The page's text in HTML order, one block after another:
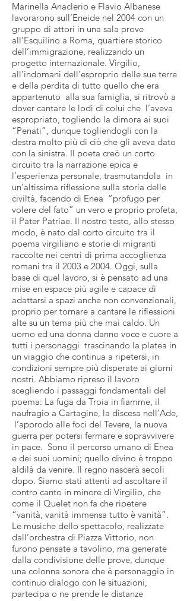
Marinella Anaclerio e Flavio Albanese
lavorarono sull’Eneide nel 2004 con un
gruppo di attori in una sala prove
all’Esquilino a Roma, quartiere storico
dell’immigrazione, realizzando un
progetto internazionale. Virgilio,
all’indomani dell’esproprio delle sue terre
e della perdita di tutto quello che era
appartenuto alla sua famiglia, si ritrovò a
dover cantare le lodi di colui che l’aveva
espropriato, togliendo la dimora ai suoi
“Penati”, dunque togliendogli con la
destra molto più di ciò che gli aveva dato
con la sinistra. Il poeta creò un corto
circuito tra la narrazione epica e
l’esperienza personale, trasmutandola in
un’altissima riflessione sulla storia delle
civiltà, facendo di Enea ”profugo per
volere del fato” un vero e proprio profeta,
il Pater Patriae. Il nostro testo, allo stesso
modo, è nato dal corto circuito tra il
poema virgiliano e storie di migranti
raccolte nei centri di prima accoglienza
romani tra il 2003 e 2004. Oggi, sulla
base di quel lavoro, si è pensato ad una
mise en espace più agile e capace di
adattarsi a spazi anche non convenzionali,
proprio per tornare a cantare le riflessioni
alte su un tema più che mai caldo. Un
uomo ed una donna danno voce e cuore a
tutti i personaggi trascinando la platea in
un viaggio che continua a ripetersi, in
condizioni sempre più disperate ai giorni
nostri. Abbiamo ripreso il lavoro
scegliendo i passaggi fondamentali del
poema: La fuga da Troia in fiamme, il
naufragio a Cartagine, la discesa nell’Ade,
l’approdo alle foci del Tevere, la nuova
guerra per potersi fermare e sopravvivere
in pace. Sono il percorso umano di Enea
e dei suoi uomini; quello divino è troppo
aldilà da venire. Il regno nascerà secoli
dopo. Siamo stati attenti ad ascoltare il
contro canto in minore di Virgilio, che
come il Quelet non fa che ripetere
“vanità, vanità immensa tutto è vanità”.
Le musiche dello spettacolo, realizzate
dall’orchestra di Piazza Vittorio, non
furono pensate a tavolino, ma generate
dalla condivisione delle prove, dunque
una colonna sonora che è personaggio in
continuo dialogo con le situazioni,
partecipa o ne prende le distanze